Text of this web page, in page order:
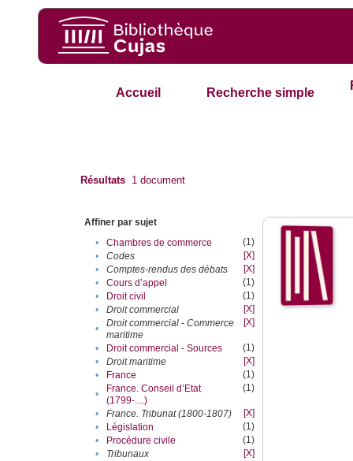
Accueil Recherche simple
Résultats 1 document
Affiner par sujet
•
Chambres de commerce
(1)
•
Codes
[X]
•
Comptes-rendus des débats
[X]
•
Cours d’appel
(1)
•
Droit civil
(1)
•
Droit commercial
[X]
•
Droit commercial - Commerce
maritime
[X]
• Droit commercial - Sources
(1)
•
Droit maritime
[X]
•
France
(1)
•
France. Conseil d’Etat
(1799-....)
(1)
• France. Tribunat (1800-1807)
[X]
•
Législation
(1)
•
Procédure civile
(1)
•
Tribunaux
[X]